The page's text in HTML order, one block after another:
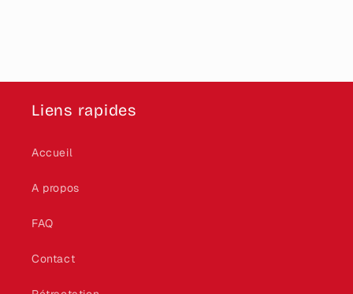
Liens rapides
Accueil
A propos
FAQ
Contact